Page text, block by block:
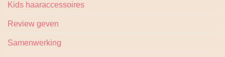
Kids haaraccessoires
Review geven
Samenwerking